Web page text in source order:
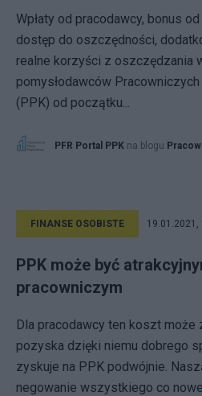
Wpłaty od pracodawcy, bonus
dostęp do oszczędności,
realne korzyści z oszczędzania
pomysłodawców
(PPK) od początku...
PFR Portal PPK na blogu
FINANSE OSOBISTE 19.01.2021,
PPK może być
pracowniczym
Dla pracodawcy ten koszt
pozyska dzięki niemu dobrego
zyskuje na PPK podwójnie.
negowanie wszystkiego co